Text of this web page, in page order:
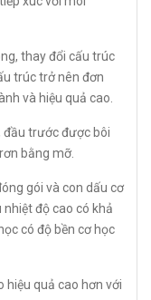
thay đổi cấu trúc
trúc trở nên đơn
và hiệu quả cao.
đầu trước được bôi
bằng mỡ.
gói và con dấu cơ
nhiệt độ cao có khả
có độ bền cơ học
hiệu quả cao hơn với